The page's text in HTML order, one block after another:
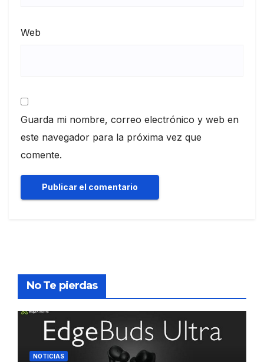
Web
Guarda mi nombre, correo electrónico y web en
este navegador para la próxima vez que
comente.
No Te pierdas
NOTICIAS